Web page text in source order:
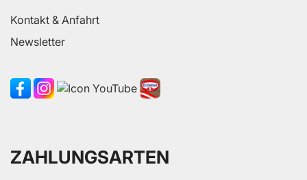
Kontakt & Anfahrt
Newsletter
ZAHLUNGSARTEN